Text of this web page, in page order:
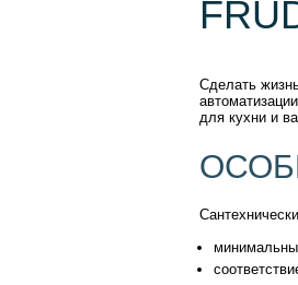
Сделать
для кухни и